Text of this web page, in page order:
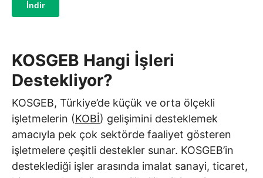
KOSGEB Hangi İşleri
Destekliyor?
KOSGEB, Türkiye’de küçük ve orta ölçekli
işletmelerin (KOBİ) gelişimini desteklemek
amacıyla pek çok sektörde faaliyet gösteren
işletmelere çeşitli destekler sunar. KOSGEB’in
desteklediği işler arasında imalat sanayi, ticaret,